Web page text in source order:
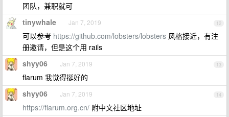
团队，兼职就可
12
tinywhale Jan 7, 2019
可以参考 https://github.com/lobsters/lobsters 风格接近，有注
册邀请，但是这个用 rails
13
shyy06 Jan 7, 2019
flarum 我觉得挺好的
14
shyy06 Jan 7, 2019
https://flarum.org.cn/ 附中文社区地址